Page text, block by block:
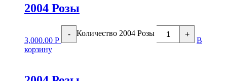
2004 Розы
3,000.00 Р
- Количество 2004 Розы +
В
корзину